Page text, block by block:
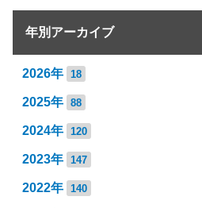
年別アーカイブ
2026年 18
2025年 88
2024年 120
2023年 147
2022年 140